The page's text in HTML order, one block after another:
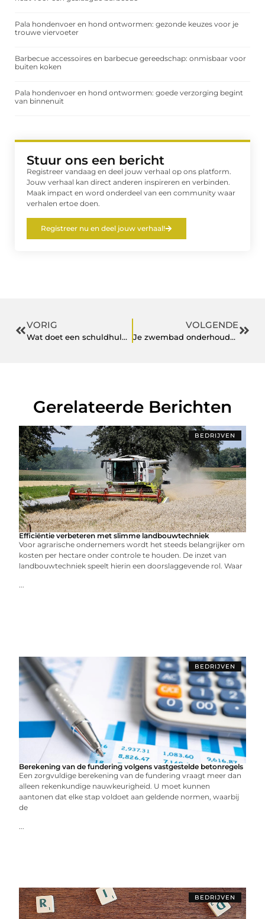
Pala hondenvoer en hond ontwormen: gezonde keuzes voor je
trouwe viervoeter
Barbecue accessoires en barbecue gereedschap: onmisbaar voor
buiten koken
Pala hondenvoer en hond ontwormen: goede verzorging begint
van binnenuit
Stuur ons een bericht
Registreer vandaag en deel jouw verhaal op ons platform.
Jouw verhaal kan direct anderen inspireren en verbinden.
Maak impact en word onderdeel van een community waar
verhalen ertoe doen.
Registreer nu en deel jouw verhaal!
VORIG
Wat doet een schuldhulpverlener?
VOLGENDE
Je zwembad onderhouden
Gerelateerde Berichten
BEDRIJVEN
Efficiëntie verbeteren met slimme landbouwtechniek
Voor agrarische ondernemers wordt het steeds belangrijker om
kosten per hectare onder controle te houden. De inzet van
landbouwtechniek speelt hierin een doorslaggevende rol. Waar
...
BEDRIJVEN
Berekening van de fundering volgens vastgestelde betonregels
Een zorgvuldige berekening van de fundering vraagt meer dan
alleen rekenkundige nauwkeurigheid. U moet kunnen
aantonen dat elke stap voldoet aan geldende normen, waarbij
de
...
BEDRIJVEN